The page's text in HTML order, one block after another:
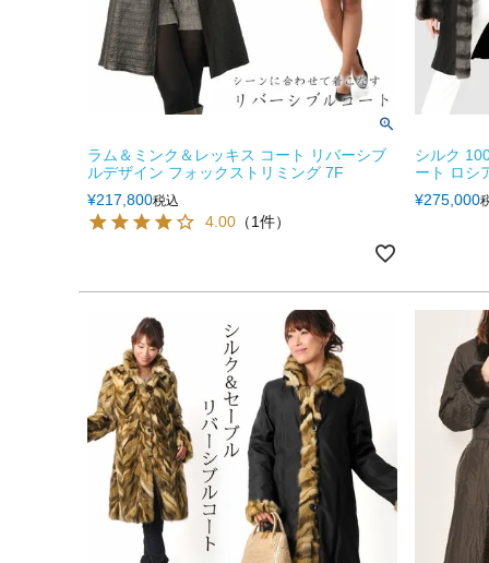
ラム＆ミンク＆レッキス コート リバーシブ
ルデザイン フォックストリミング 7F
¥217,800税込
4.00 （1件）
シルク
ート ロシ
¥275,000